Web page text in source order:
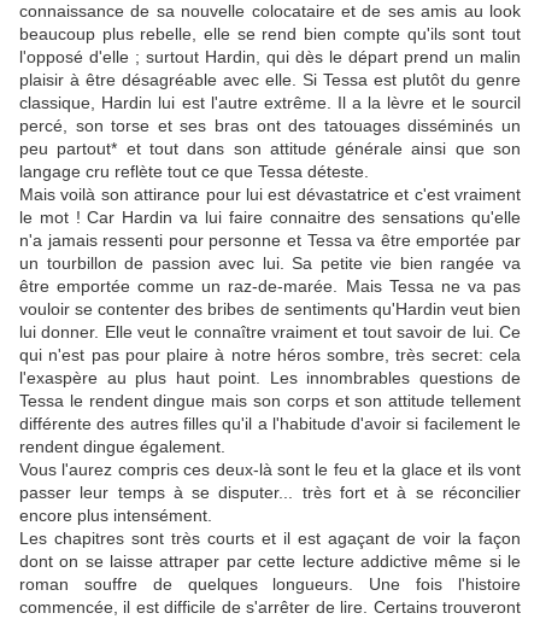
connaissance de sa nouvelle colocataire et de ses amis au look
beaucoup plus rebelle, elle se rend bien compte qu'ils sont tout
l'opposé d'elle ; surtout Hardin, qui dès le départ prend un malin
plaisir à être désagréable avec elle. Si Tessa est plutôt du genre
classique, Hardin lui est l'autre extrême. Il a la lèvre et le sourcil
percé, son torse et ses bras ont des tatouages disséminés un
peu partout* et tout dans son attitude générale ainsi que son
langage cru reflète tout ce que Tessa déteste.
Mais voilà son attirance pour lui est dévastatrice et c'est vraiment
le mot ! Car Hardin va lui faire connaitre des sensations qu'elle
n'a jamais ressenti pour personne et Tessa va être emportée par
un tourbillon de passion avec lui. Sa petite vie bien rangée va
être emportée comme un raz-de-marée. Mais Tessa ne va pas
vouloir se contenter des bribes de sentiments qu'Hardin veut bien
lui donner. Elle veut le connaître vraiment et tout savoir de lui. Ce
qui n'est pas pour plaire à notre héros sombre, très secret: cela
l'exaspère au plus haut point. Les innombrables questions de
Tessa le rendent dingue mais son corps et son attitude tellement
différente des autres filles qu'il a l'habitude d'avoir si facilement le
rendent dingue également.
Vous l'aurez compris ces deux-là sont le feu et la glace et ils vont
passer leur temps à se disputer... très fort et à se réconcilier
encore plus intensément.
Les chapitres sont très courts et il est agaçant de voir la façon
dont on se laisse attraper par cette lecture addictive même si le
roman souffre de quelques longueurs. Une fois l'histoire
commencée, il est difficile de s'arrêter de lire. Certains trouveront